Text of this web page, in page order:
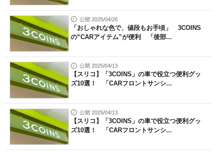
公開 2025/04/26
「おしゃれな色で、値段もお手頃」 3COINS
の“CARアイテム”が便利 「後部...
公開 2025/04/13
【スリコ】「3COINS」の車で役立つ便利グッ
ズ10選！ 「CARフロントサンシ...
公開 2025/04/13
【スリコ】「3COINS」の車で役立つ便利グッ
ズ10選！ 「CARフロントサンシ...